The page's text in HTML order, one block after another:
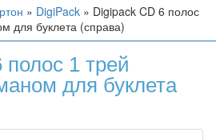
» DigiPack » Digipack CD 6 полос
для буклета (справа)
1 трей
для буклета